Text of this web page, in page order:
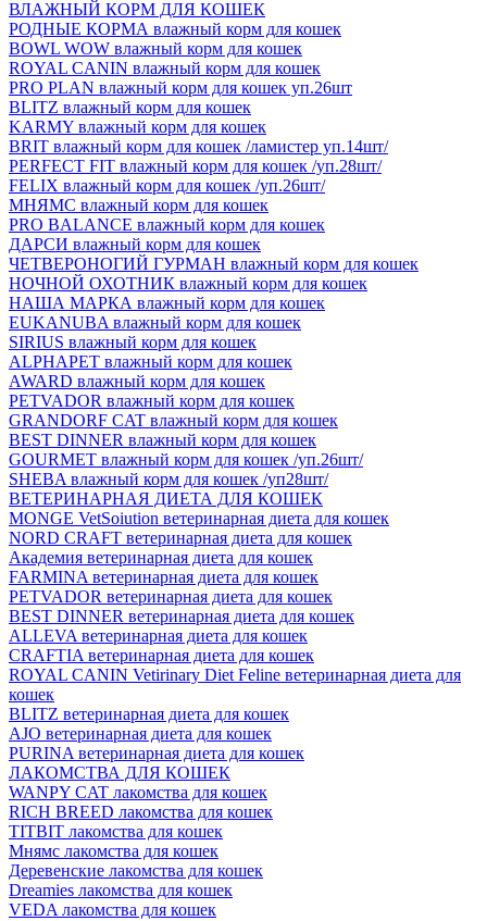
ВЛАЖНЫЙ КОРМ ДЛЯ КОШЕК
РОДНЫЕ КОРМА влажный корм для кошек
BOWL WOW влажный корм для кошек
ROYAL CANIN влажный корм для кошек
PRO PLAN влажный корм для кошек уп.26шт
BLITZ влажный корм для кошек
KARMY влажный корм для кошек
BRIT влажный корм для кошек /ламистер уп.14шт/
PERFECT FIT влажный корм для кошек /уп.28шт/
FELIX влажный корм для кошек /уп.26шт/
МНЯМС влажный корм для кошек
PRO BALANCE влажный корм для кошек
ДАРСИ влажный корм для кошек
ЧЕТВЕРОНОГИЙ ГУРМАН влажный корм для кошек
НОЧНОЙ ОХОТНИК влажный корм для кошек
НАША МАРКА влажный корм для кошек
EUKANUBA влажный корм для кошек
SIRIUS влажный корм для кошек
ALPHAPET влажный корм для кошек
AWARD влажный корм для кошек
PETVADOR влажный корм для кошек
GRANDORF CAT влажный корм для кошек
BEST DINNER влажный корм для кошек
GOURMET влажный корм для кошек /уп.26шт/
SHEBA влажный корм для кошек /уп28шт/
ВЕТЕРИНАРНАЯ ДИЕТА ДЛЯ КОШЕК
MONGE VetSoiution ветеринарная диета для кошек
NORD CRAFT ветеринарная диета для кошек
Академия ветеринарная диета для кошек
FARMINA ветеринарная диета для кошек
PETVADOR ветеринарная диета для кошек
BEST DINNER ветеринарная диета для кошек
ALLEVA ветеринарная диета для кошек
CRAFTIA ветеринарная диета для кошек
ROYAL CANIN Vetirinary Diet Feline ветеринарная диета для
кошек
BLITZ ветеринарная диета для кошек
AJO ветеринарная диета для кошек
PURINA ветеринарная диета для кошек
ЛАКОМСТВА ДЛЯ КОШЕК
WANPY CAT лакомства для кошек
RICH BREED лакомства для кошек
TITBIT лакомства для кошек
Мнямс лакомства для кошек
Деревенские лакомства для кошек
Dreamies лакомства для кошек
VEDA лакомства для кошек